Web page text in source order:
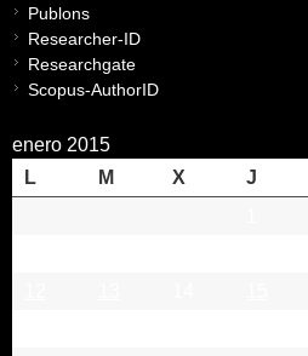
Publons
Researcher-ID
Researchgate
Scopus-AuthorID
enero 2015
L
M X J